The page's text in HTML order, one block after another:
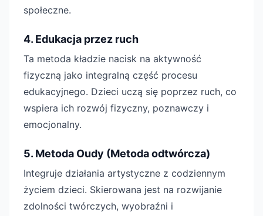
społeczne.
4. Edukacja przez ruch
Ta metoda kładzie nacisk na aktywność
fizyczną jako integralną część procesu
edukacyjnego. Dzieci uczą się poprzez ruch, co
wspiera ich rozwój fizyczny, poznawczy i
emocjonalny.
5. Metoda Oudy (Metoda odtwórcza)
Integruje działania artystyczne z codziennym
życiem dzieci. Skierowana jest na rozwijanie
zdolności twórczych, wyobraźni i